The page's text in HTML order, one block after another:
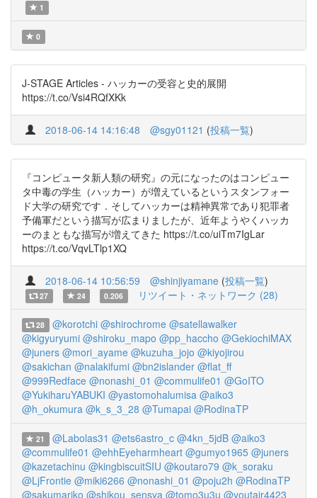
1
0
J-STAGE Articles - ハッカーの受容と史的展開
https://t.co/Vsi4RQfXKk
2018-06-14 14:16:48 @sgy01121 (投稿一覧)
『コンピュータ新人類の研究』の元になったのはコンピュー
タ中毒の学生（ハッカー）が増えているというスタンフォー
ド大学の研究です．そしてハッカーは精神異常であり犯罪者
予備軍だという描写が広まりましたが、近年ようやくハッカ
ーのまともな描写が増えてきた https://t.co/uiTm7IgLar
https://t.co/VqvLTlp1XQ
2018-06-14 10:56:59 @shinjiyamane (投稿一覧)
27 24 0.206 リツイート・ネットワーク (28)
28 @korotchi @shirochrome @satellawalker
@kigyuryumi @shiroku_mapo @pp_haccho @GekiochiMAX
@juners @mori_ayame @kuzuha_jojo @kiyojirou
@sakichan @nalakifumi @bn2islander @flat_ff
@999Redface @nonashi_01 @commulife01 @GoITO
@YukiharuYABUKI @yastomohalumisa @aiko3
@h_okumura @k_s_3_28 @Tumapai @RodinaTP
21 @Labolas31 @ets6astro_c @4kn_5jdB @aiko3
@commulife01 @ehhEyeharmheart @gumyo1965 @juners
@kazetachinu @kingbiscuitSIU @koutaro79 @k_soraku
@LjFrontie @miki6266 @nonashi_01 @poju2h @RodinaTP
@sakumariko @shikou_sensya @tomo3u3u @youtair4423